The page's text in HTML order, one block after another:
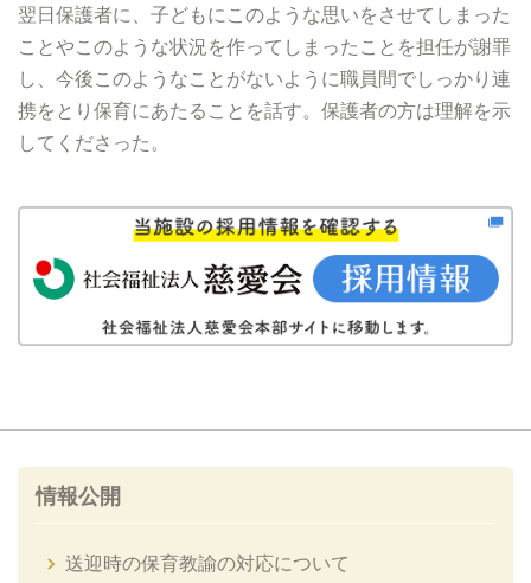
翌日保護者に、子どもにこのような思いをさせてしまった
ことやこのような状況を作ってしまったことを担任が謝罪
し、今後このようなことがないように職員間でしっかり連
携をとり保育にあたることを話す。保護者の方は理解を示
してくださった。
情報公開
送迎時の保育教諭の対応について